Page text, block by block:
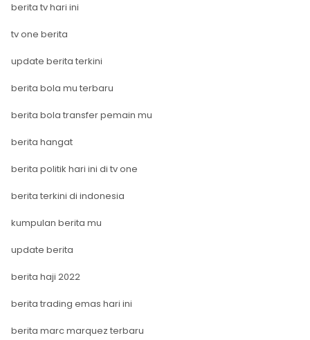
berita tv hari ini
tv one berita
update berita terkini
berita bola mu terbaru
berita bola transfer pemain mu
berita hangat
berita politik hari ini di tv one
berita terkini di indonesia
kumpulan berita mu
update berita
berita haji 2022
berita trading emas hari ini
berita marc marquez terbaru